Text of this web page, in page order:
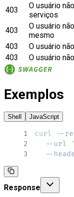
403
O usuário
serviços
403
O usuário
mesmo
403
O usuário
403
O usuário
Exemplos
Shell JavaScript
1 curl --
2
--url
3
--
Response